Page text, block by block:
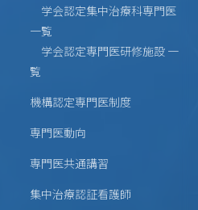
学会認定集中治療科専門医
一覧
学会認定専門医研修施設 一
覧
機構認定専門医制度
専門医動向
専門医共通講習
集中治療認証看護師